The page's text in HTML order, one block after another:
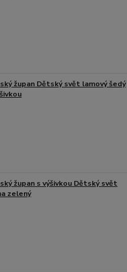
župan Dětský svět lamový šedý
župan s výšivkou Dětský svět
zelený